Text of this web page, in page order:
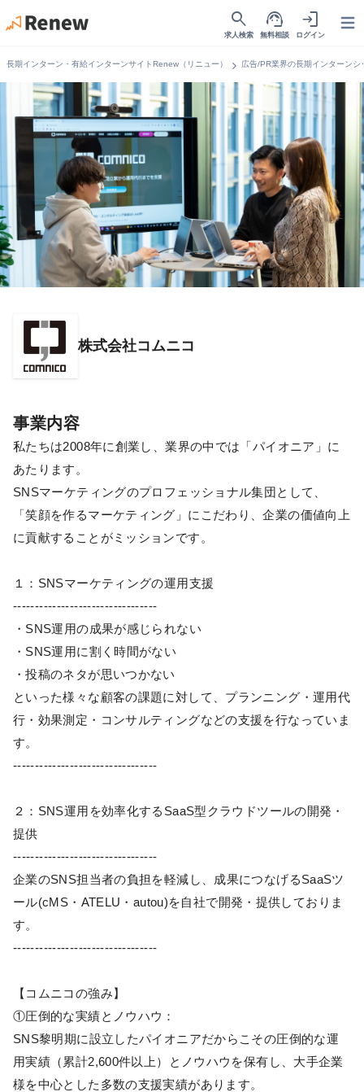
search
求人検索
support_agent
無料相談
login
ログイン
長期インターン・有給インターンサイトRenew（リニュー） chevron_right 広告/PR業界の長期インターンシ
株式会社コムニコ
事業内容
私たちは2008年に創業し、業界の中では「パイオニア」に
あたります。
SNSマーケティングのプロフェッショナル集団として、
「笑顔を作るマーケティング」にこだわり、企業の価値向上
に貢献することがミッションです。
１：SNSマーケティングの運用支援
---------------------------------
・SNS運用の成果が感じられない
・SNS運用に割く時間がない
・投稿のネタが思いつかない
といった様々な顧客の課題に対して、プランニング・運用代
行・効果測定・コンサルティングなどの支援を行なっていま
す。
---------------------------------
２：SNS運用を効率化するSaaS型クラウドツールの開発・
提供
---------------------------------
企業のSNS担当者の負担を軽減し、成果につなげるSaaSツ
ール(cMS・ATELU・autou)を自社で開発・提供しておりま
す。
---------------------------------
【コムニコの強み】
①圧倒的な実績とノウハウ：
SNS黎明期に設立したパイオニアだからこその圧倒的な運
用実績（累計2,600件以上）とノウハウを保有し、大手企業
様を中心とした多数の支援実績があります。